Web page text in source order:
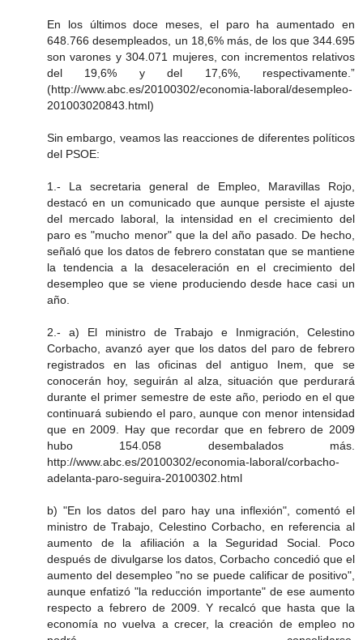
En los últimos doce meses, el paro ha aumentado en
648.766 desempleados, un 18,6% más, de los que 344.695
son varones y 304.071 mujeres, con incrementos relativos
del 19,6% y del 17,6%, respectivamente.”
(http://www.abc.es/20100302/economia-laboral/desempleo-
201003020843.html)
Sin embargo, veamos las reacciones de diferentes políticos
del PSOE:
1.- La secretaria general de Empleo, Maravillas Rojo,
destacó en un comunicado que aunque persiste el ajuste
del mercado laboral, la intensidad en el crecimiento del
paro es "mucho menor" que la del año pasado. De hecho,
señaló que los datos de febrero constatan que se mantiene
la tendencia a la desaceleración en el crecimiento del
desempleo que se viene produciendo desde hace casi un
año.
2.- a) El ministro de Trabajo e Inmigración, Celestino
Corbacho, avanzó ayer que los datos del paro de febrero
registrados en las oficinas del antiguo Inem, que se
conocerán hoy, seguirán al alza, situación que perdurará
durante el primer semestre de este año, periodo en el que
continuará subiendo el paro, aunque con menor intensidad
que en 2009. Hay que recordar que en febrero de 2009
hubo 154.058 desembalados más.
http://www.abc.es/20100302/economia-laboral/corbacho-
adelanta-paro-seguira-20100302.html
b) "En los datos del paro hay una inflexión", comentó el
ministro de Trabajo, Celestino Corbacho, en referencia al
aumento de la afiliación a la Seguridad Social. Poco
después de divulgarse los datos, Corbacho concedió que el
aumento del desempleo "no se puede calificar de positivo",
aunque enfatizó "la reducción importante" de ese aumento
respecto a febrero de 2009. Y recalcó que hasta que la
economía no vuelva a crecer, la creación de empleo no